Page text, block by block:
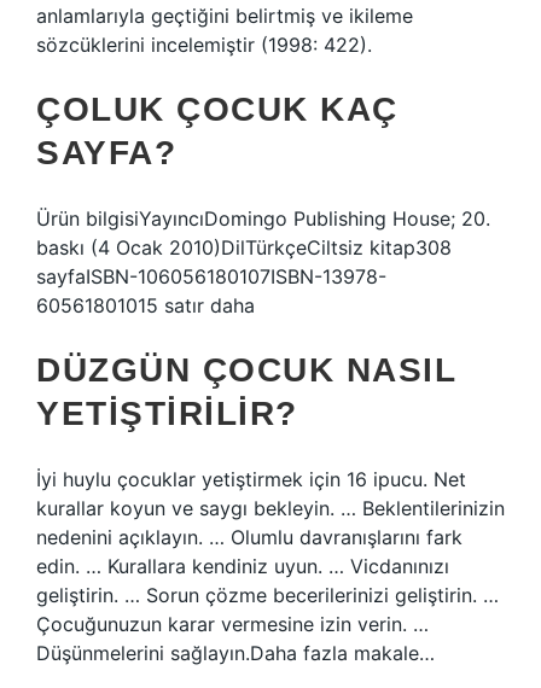
anlamlarıyla geçtiğini belirtmiş ve ikileme
sözcüklerini incelemiştir (1998: 422).
ÇOLUK ÇOCUK KAÇ
SAYFA?
Ürün bilgisiYayıncıDomingo Publishing House; 20.
baskı (4 Ocak 2010)DilTürkçeCiltsiz kitap308
sayfaISBN-106056180107ISBN-13978-
60561801015 satır daha
DÜZGÜN ÇOCUK NASIL
YETIŞTIRILIR?
İyi huylu çocuklar yetiştirmek için 16 ipucu. Net
kurallar koyun ve saygı bekleyin. … Beklentilerinizin
nedenini açıklayın. … Olumlu davranışlarını fark
edin. … Kurallara kendiniz uyun. … Vicdanınızı
geliştirin. … Sorun çözme becerilerinizi geliştirin. …
Çocuğunuzun karar vermesine izin verin. …
Düşünmelerini sağlayın.Daha fazla makale…